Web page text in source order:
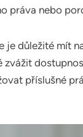
práva nebo
je důležité mít
zvážit
příslušné